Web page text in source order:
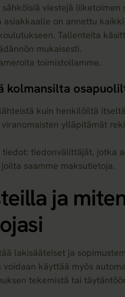
viestejä
on annettu
Tallenteita
mukaisesti.
toimistollamme.
kolmansilta
kuin henkilöiltä
ylläpitämät
tiedonvälittäjät, jotka
saamme maksutietoja.
ja
lakisääteiset ja
käyttää myös
tekemistä tai